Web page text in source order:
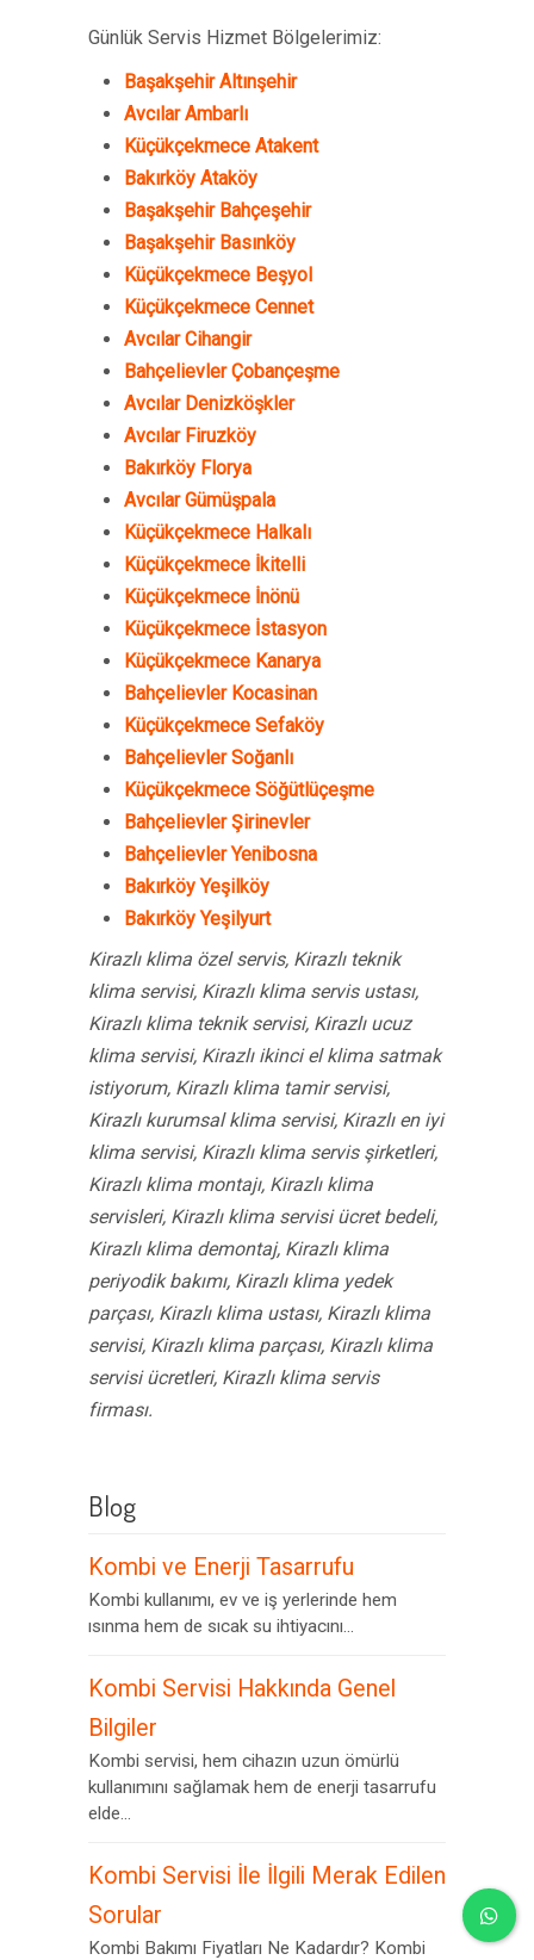
Günlük Servis Hizmet Bölgelerimiz:
Başakşehir Altınşehir
Avcılar Ambarlı
Küçükçekmece Atakent
Bakırköy Ataköy
Başakşehir Bahçeşehir
Başakşehir Basınköy
Küçükçekmece Beşyol
Küçükçekmece Cennet
Avcılar Cihangir
Bahçelievler Çobançeşme
Avcılar Denizköşkler
Avcılar Firuzköy
Bakırköy Florya
Avcılar Gümüşpala
Küçükçekmece Halkalı
Küçükçekmece İkitelli
Küçükçekmece İnönü
Küçükçekmece İstasyon
Küçükçekmece Kanarya
Bahçelievler Kocasinan
Küçükçekmece Sefaköy
Bahçelievler Soğanlı
Küçükçekmece Söğütlüçeşme
Bahçelievler Şirinevler
Bahçelievler Yenibosna
Bakırköy Yeşilköy
Bakırköy Yeşilyurt
Kirazlı klima özel servis, Kirazlı teknik
klima servisi, Kirazlı klima servis ustası,
Kirazlı klima teknik servisi, Kirazlı ucuz
klima servisi, Kirazlı ikinci el klima satmak
istiyorum, Kirazlı klima tamir servisi,
Kirazlı kurumsal klima servisi, Kirazlı en iyi
klima servisi, Kirazlı klima servis şirketleri,
Kirazlı klima montajı, Kirazlı klima
servisleri, Kirazlı klima servisi ücret bedeli,
Kirazlı klima demontaj, Kirazlı klima
periyodik bakımı, Kirazlı klima yedek
parçası, Kirazlı klima ustası, Kirazlı klima
servisi, Kirazlı klima parçası, Kirazlı klima
servisi ücretleri, Kirazlı klima servis
firması.
Blog
Kombi ve Enerji Tasarrufu
Kombi kullanımı, ev ve iş yerlerinde hem
ısınma hem de sıcak su ihtiyacını...
Kombi Servisi Hakkında Genel
Bilgiler
Kombi servisi, hem cihazın uzun ömürlü
kullanımını sağlamak hem de enerji tasarrufu
elde...
Kombi Servisi İle İlgili Merak Edilen
Sorular
Kombi Bakımı Fiyatları Ne Kadardır? Kombi